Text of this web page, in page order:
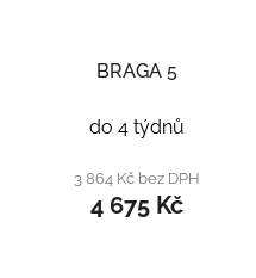
BRAGA 5
do 4 týdnů
3 864 Kč bez DPH
4 675 Kč